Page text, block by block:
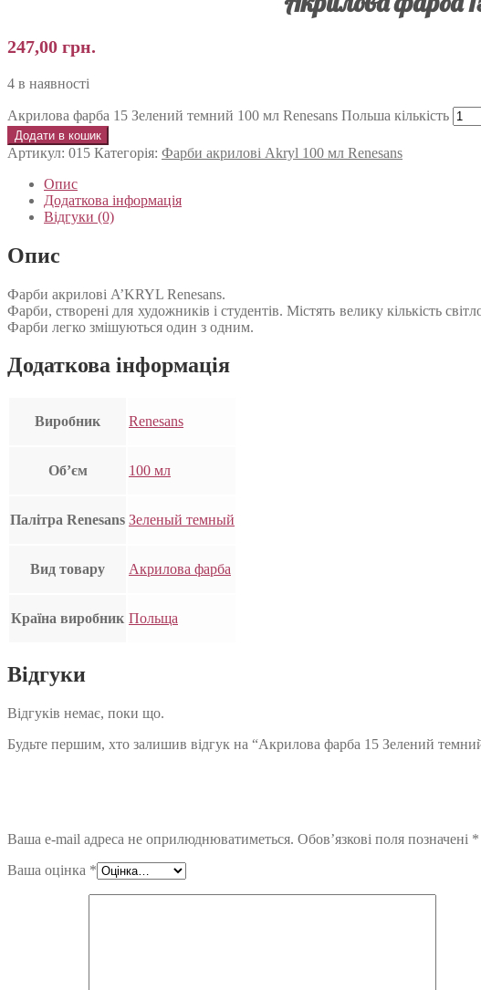
247,00 грн.
4 в наявності
Акрилова фарба 15 Зелений темний 100 мл Renesans Польша кількість
Додати в кошик
Артикул: 015 Категорія: Фарби акрилові Akryl 100 мл Renesans
Опис
Додаткова інформація
Відгуки (0)
Опис
Фарби акрилові A’KRYL Renesans.
Фарби, створені для художників і студентів. Містять велику кількість
Фарби легко змішуються один з одним.
Додаткова інформація
Виробник Renesans
Об’єм 100 мл
Палітра Renesans Зеленый темный
Вид товару Акрилова фарба
Країна виробник Польща
Відгуки
Відгуків немає, поки що.
Будьте першим, хто залишив відгук на “Акрилова фарба 15 Зелений
Ваша e-mail адреса не оприлюднюватиметься. Обов’язкові поля позначені *
Ваша оцінка *